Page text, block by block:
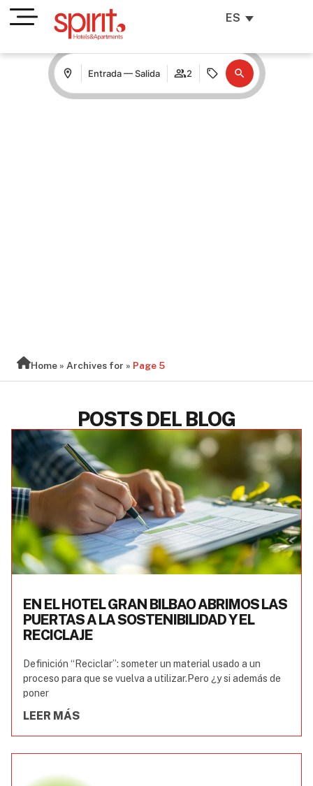
ES
Entrada — Salida 2
Home » Archives for » Page 5
POSTS DEL BLOG
EN EL HOTEL GRAN BILBAO ABRIMOS LAS
PUERTAS A LA SOSTENIBILIDAD Y EL
RECICLAJE
Definición “Reciclar”: someter un material usado a un
proceso para que se vuelva a utilizar.Pero ¿y si además de
poner
LEER MÁS